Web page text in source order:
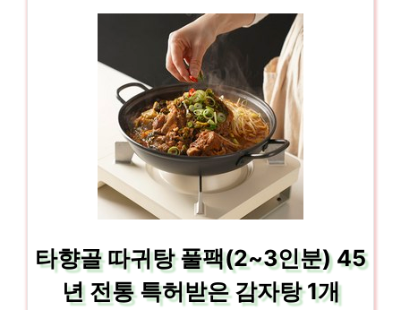
타향골 따귀탕 풀팩(2~3인분) 45
년 전통 특허받은 감자탕 1개